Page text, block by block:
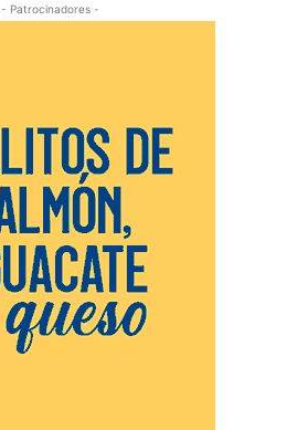
- Patrocinadores -